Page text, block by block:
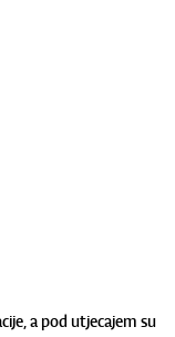
a pod utjecajem su